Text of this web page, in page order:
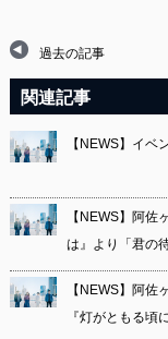
過去の記事
関連記事
【NEWS】イ
【NEWS】阿
は』より「君の
【NEWS】阿
『灯がともる頃